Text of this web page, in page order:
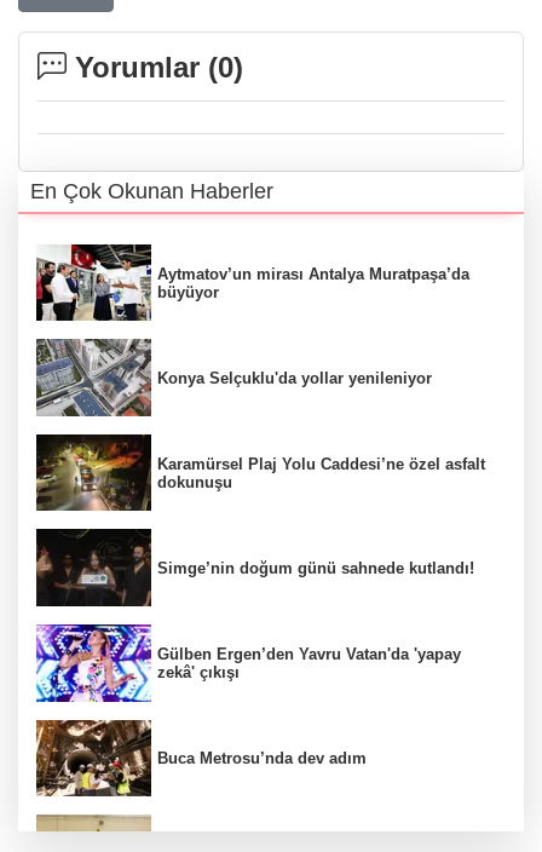
Yorumlar (0)
En Çok Okunan Haberler
Aytmatov’un mirası Antalya Muratpaşa’da
büyüyor
Konya Selçuklu'da yollar yenileniyor
Karamürsel Plaj Yolu Caddesi’ne özel asfalt
dokunuşu
Simge’nin doğum günü sahnede kutlandı!
Gülben Ergen’den Yavru Vatan'da 'yapay
zekâ' çıkışı
Buca Metrosu’nda dev adım